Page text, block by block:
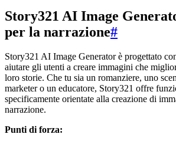
Story321 AI Image
per la narrazione#
Story321 AI Image Generator è progettato
aiutare gli utenti a creare immagini che
loro storie. Che tu sia un romanziere, uno
marketer o un educatore, Story321 offre
specificamente orientate alla creazione di
narrazione.
Punti di forza: